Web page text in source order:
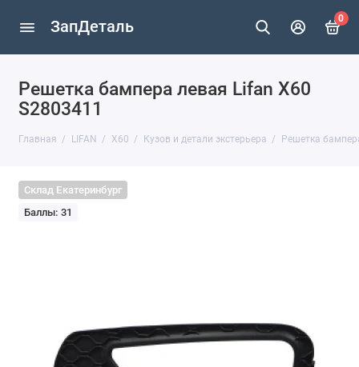
ЗапДеталь 0
Решетка бампера левая Lifan X60
S2803411
Главная LIFAN X60 Кузов и детали экстерьера Решетка
Склад Екатеринбург
Баллы: 31